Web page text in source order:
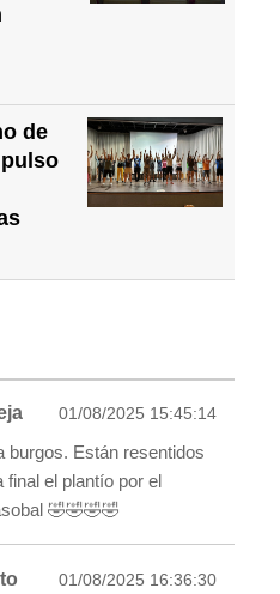
de
01/08/2025 15:45:14
burgos. Están resentidos
final el plantío por el
🤣🤣🤣🤣
01/08/2025 16:36:30